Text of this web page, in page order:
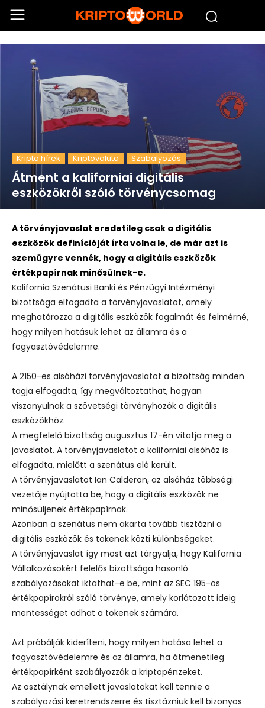
Kripto hírek Kriptovaluta Szabályozás
Átment a kaliforniai digitális
eszközökről szóló törvénycsomag
A törvényjavaslat eredetileg csak a digitális
eszközök definícióját írta volna le, de már azt is
szemügyre vennék, hogy a digitális eszközök
értékpapírnak minősülnek-e.
Kalifornia Szenátusi Banki és Pénzügyi Intézményi
bizottsága elfogadta a törvényjavaslatot, amely
meghatározza a digitális eszközök fogalmát és felmérné,
hogy milyen hatásuk lehet az államra és a
fogyasztóvédelemre.
A 2150-es alsóházi törvényjavaslatot a bizottság minden
tagja elfogadta, így megváltoztathat, hogyan
viszonyulnak a szövetségi törvényhozók a digitális
eszközökhöz.
A megfelelő bizottság augusztus 17-én vitatja meg a
javaslatot. A törvényjavaslatot a kaliforniai alsóház is
elfogadta, mielőtt a szenátus elé került.
A törvényjavaslatot Ian Calderon, az alsóház többségi
vezetője nyújtotta be, hogy a digitális eszközök ne
minősüljenek értékpapírnak.
Azonban a szenátus nem akarta tovább tisztázni a
digitális eszközök és tokenek közti különbségeket.
A törvényjavaslat így most azt tárgyalja, hogy Kalifornia
Vállalkozásokért felelős bizottsága hasonló
szabályozásokat iktathat-e be, mint az SEC 195-ös
értékpapírokról szóló törvénye, amely korlátozott ideig
mentességet adhat a tokenek számára.
Azt próbálják kideríteni, hogy milyen hatása lehet a
fogyasztóvédelemre és az államra, ha átmenetileg
értékpapírként szabályozzák a kriptopénzeket.
Az osztálynak emellett javaslatokat kell tennie a
szabályozási keretrendszerre és tisztázniuk kell bizonyos